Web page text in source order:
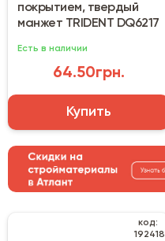
покрытием, твердый
манжет TRIDENT DQ6217
Есть в наличии
64.50грн.
Купить
код:
192418